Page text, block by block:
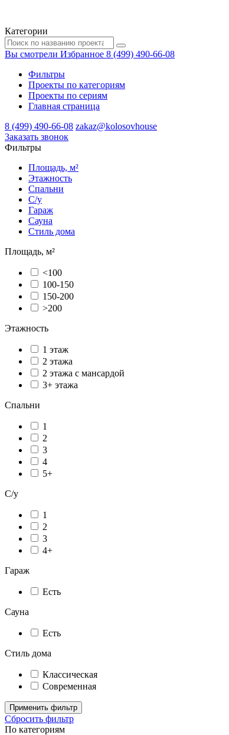
Категории
Вы смотрели Избранное 8 (499) 490-66-08
Фильтры
Проекты по категориям
Проекты по сериям
Главная страница
8 (499) 490-66-08 zakaz@kolosovhouse
3аказать звонок
Фильтры
Площадь, м²
Этажность
Спальни
С/у
Гараж
Сауна
Стиль дома
Площадь, м²
<100
100-150
150-200
>200
Этажность
1 этаж
2 этажа
2 этажа с мансардой
3+ этажа
Спальни
1
2
3
4
5+
С/у
1
2
3
4+
Гараж
Есть
Сауна
Есть
Стиль дома
Классическая
Современная
Применить фильтр
Сбросить фильтр
По категориям